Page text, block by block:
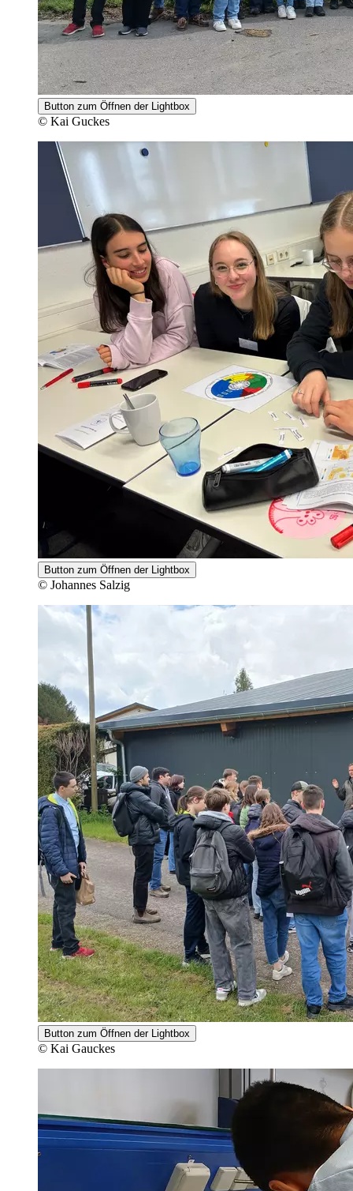
Button zum Öffnen der Lightbox
© Kai Guckes
Button zum Öffnen der Lightbox
© Johannes Salzig
Button zum Öffnen der Lightbox
© Kai Gauckes